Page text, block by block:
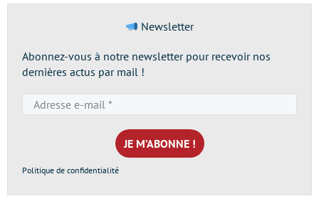
Newsletter
Abonnez-vous à notre newsletter pour recevoir nos
dernières actus par mail !
e-
mail
*
Politique de confidentialité